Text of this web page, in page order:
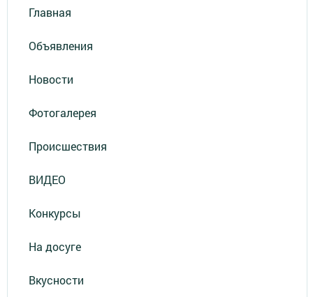
Главная
Объявления
Новости
Фотогалерея
Происшествия
ВИДЕО
Конкурсы
На досуге
Вкусности